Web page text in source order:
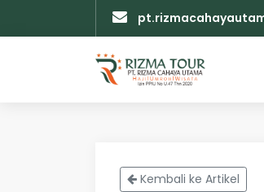
Kembali ke Artikel